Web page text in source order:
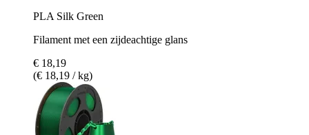
PLA Silk Green
Filament met een zijdeachtige glans
€ 18,19
(€ 18,19 / kg)